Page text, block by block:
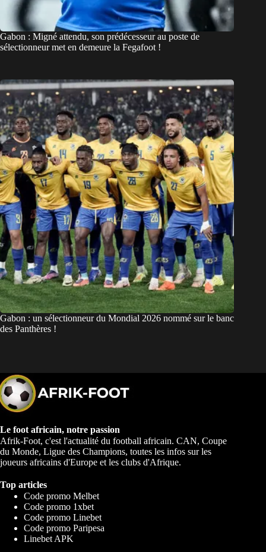
Gabon : Migné attendu, son prédécesseur au poste de
sélectionneur met en demeure la Fegafoot !
Gabon : un sélectionneur du Mondial 2026 nommé sur le banc
des Panthères !
Le foot africain, notre passion
Afrik-Foot, c'est l'actualité du football africain. CAN, Coupe
du Monde, Ligue des Champions, toutes les infos sur les
joueurs africains d'Europe et les clubs d'Afrique.
Top articles
Code promo Melbet
Code promo 1xbet
Code promo Linebet
Code promo Paripesa
Linebet APK